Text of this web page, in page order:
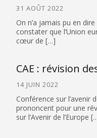
31 AOÛT 2022
On n’a jamais pu en
constater que l’Union
cœur de […]
CAE : révision
14 JUIN 2022
Conférence sur l’avenir
prononcent pour une
sur l’Avenir de l’Europe